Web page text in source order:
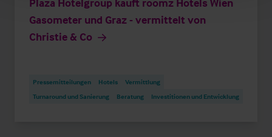
Gasometer und Graz - vermittelt von
Christie & Co
Pressemitteilungen Hotels
Vermittlung
Turnaround und Sanierung
Beratung Investitionen und Entwicklung